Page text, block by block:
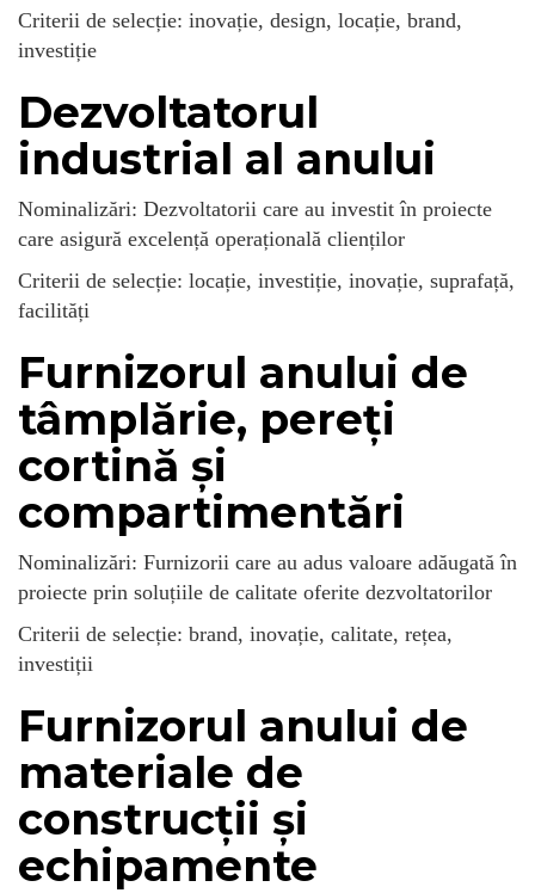
Criterii de selecție: inovație, design, locație, brand,
investiție
Dezvoltatorul
industrial al anului
Nominalizări: Dezvoltatorii care au investit în proiecte
care asigură excelență operațională clienților
Criterii de selecție: locație, investiție, inovație, suprafață,
facilități
Furnizorul anului de
tâmplărie, pereți
cortină și
compartimentări
Nominalizări: Furnizorii care au adus valoare adăugată în
proiecte prin soluțiile de calitate oferite dezvoltatorilor
Criterii de selecție: brand, inovație, calitate, rețea,
investiții
Furnizorul anului de
materiale de
construcții și
echipamente